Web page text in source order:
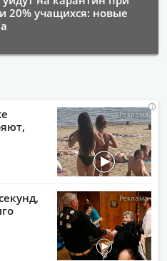
20% учащихся: новые
iiii